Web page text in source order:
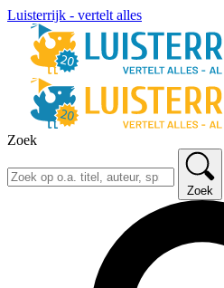
Luisterrijk - vertelt alles
Zoek
Zoek